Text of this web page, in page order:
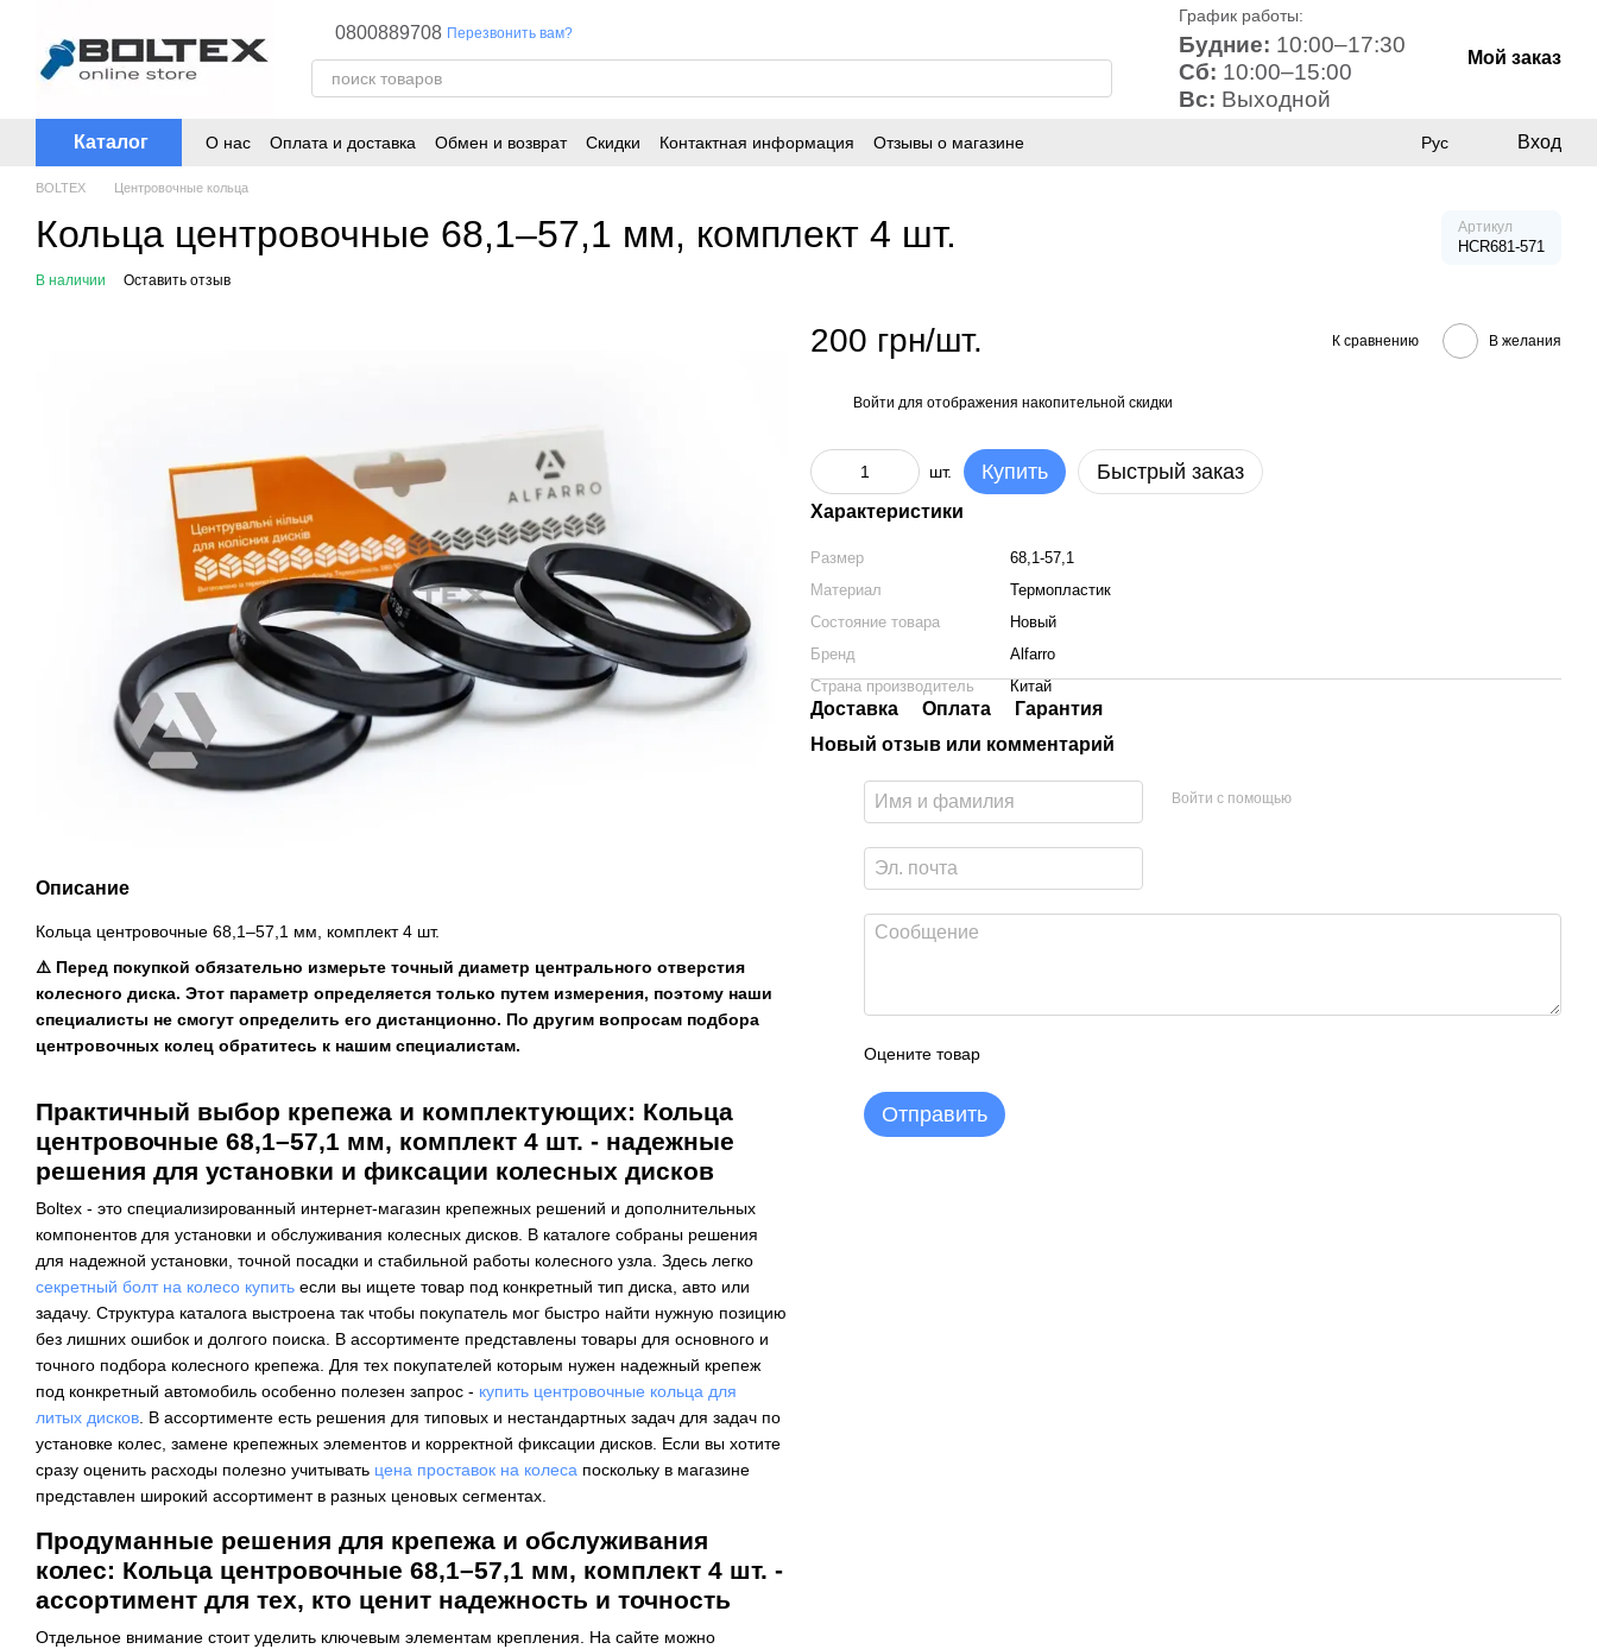
0800889708 Перезвонить вам?
График работы:
Будние: 10:00–17:30
Сб: 10:00–15:00
Вс: Выходной
Мой заказ
Каталог О нас Оплата и доставка Обмен и возврат Скидки Контактная информация Отзывы о магазине Рус Вход
BOLTEX Центровочные кольца
Кольца центровочные 68,1–57,1 мм, комплект 4 шт. Артикул
HCR681-571
В наличии Оставить отзыв
Описание
Кольца центровочные 68,1–57,1 мм, комплект 4 шт.
⚠️ Перед покупкой обязательно измерьте точный диаметр центрального отверстия
колесного диска. Этот параметр определяется только путем измерения, поэтому наши
специалисты не смогут определить его дистанционно. По другим вопросам подбора
центровочных колец обратитесь к нашим специалистам.
Практичный выбор крепежа и комплектующих: Кольца
центровочные 68,1–57,1 мм, комплект 4 шт. - надежные
решения для установки и фиксации колесных дисков
Boltex - это специализированный интернет-магазин крепежных решений и дополнительных
компонентов для установки и обслуживания колесных дисков. В каталоге собраны решения
для надежной установки, точной посадки и стабильной работы колесного узла. Здесь легко
секретный болт на колесо купить если вы ищете товар под конкретный тип диска, авто или
задачу. Структура каталога выстроена так чтобы покупатель мог быстро найти нужную позицию
без лишних ошибок и долгого поиска. В ассортименте представлены товары для основного и
точного подбора колесного крепежа. Для тех покупателей которым нужен надежный крепеж
под конкретный автомобиль особенно полезен запрос - купить центровочные кольца для
литых дисков. В ассортименте есть решения для типовых и нестандартных задач для задач по
установке колес, замене крепежных элементов и корректной фиксации дисков. Если вы хотите
сразу оценить расходы полезно учитывать цена проставок на колеса поскольку в магазине
представлен широкий ассортимент в разных ценовых сегментах.
Продуманные решения для крепежа и обслуживания
колес: Кольца центровочные 68,1–57,1 мм, комплект 4 шт. -
ассортимент для тех, кто ценит надежность и точность
Отдельное внимание стоит уделить ключевым элементам крепления. На сайте можно
200 грн/шт. К сравнению В желания
Войти для отображения накопительной скидки
шт. Купить Быстрый заказ
Характеристики
Размер
68,1-57,1
Материал
Термопластик
Состояние товара
Новый
Бренд
Alfarro
Страна производитель
Китай
Доставка Оплата
Гарантия
Новый отзыв или комментарий
Войти с помощью
Оцените товар
Отправить